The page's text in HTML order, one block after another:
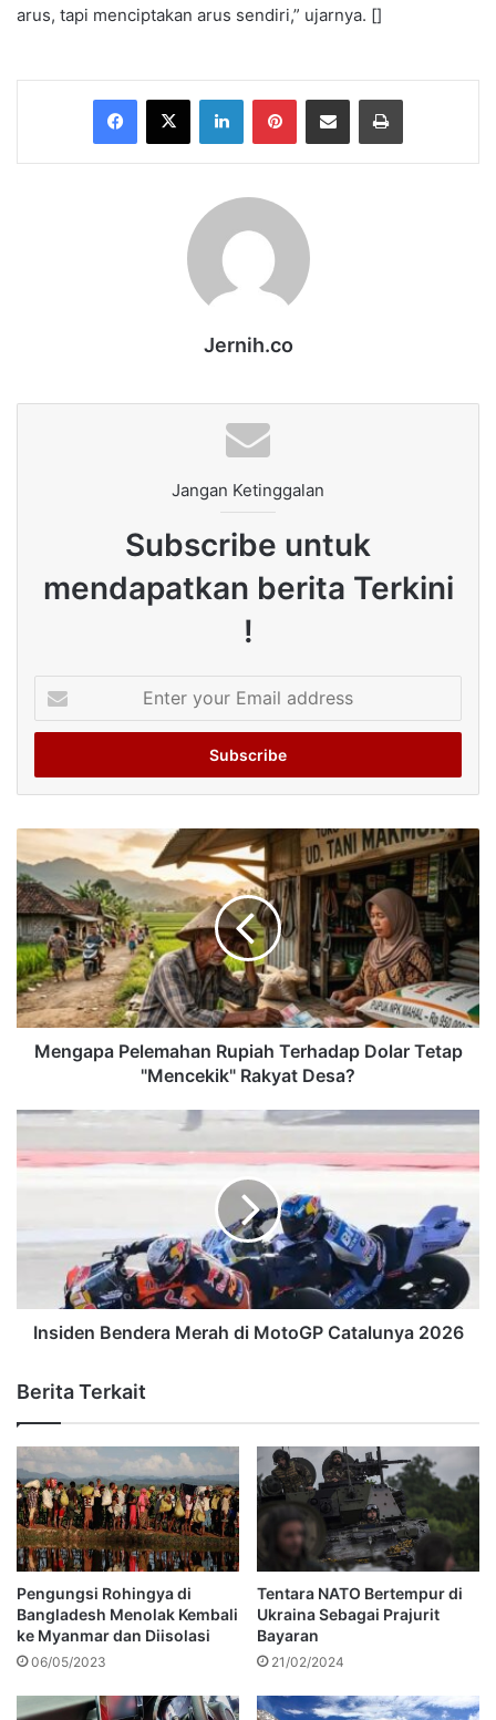
arus, tapi menciptakan arus sendiri,” ujarnya. []
Facebook
X LinkedInPinterestShare via Email Print
Jernih.co
Jangan Ketinggalan
Subscribe untuk
mendapatkan berita Terkini
!
your
Email
Mengapa Pelemahan Rupiah Terhadap Dolar Tetap
"Mencekik" Rakyat Desa?
Insiden Bendera Merah di MotoGP Catalunya 2026
Berita Terkait
Pengungsi Rohingya di
Bangladesh Menolak Kembali
ke Myanmar dan Diisolasi
06/05/2023
Tentara NATO Bertempur di
Ukraina Sebagai Prajurit
Bayaran
21/02/2024